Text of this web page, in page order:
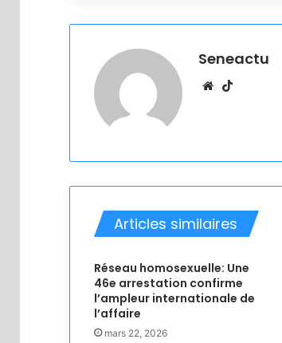
Seneactu
Website
Articles similaires
Réseau homosexuelle: Une
46e arrestation confirme
l’ampleur internationale de
l’affaire
mars 22, 2026